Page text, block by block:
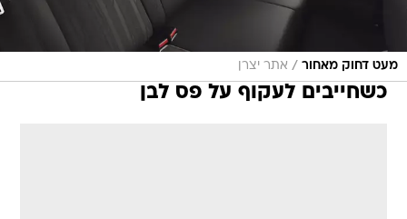
מעט דחוק מאחור / אתר יצרן
כשחייבים לעקוף על פס לבן